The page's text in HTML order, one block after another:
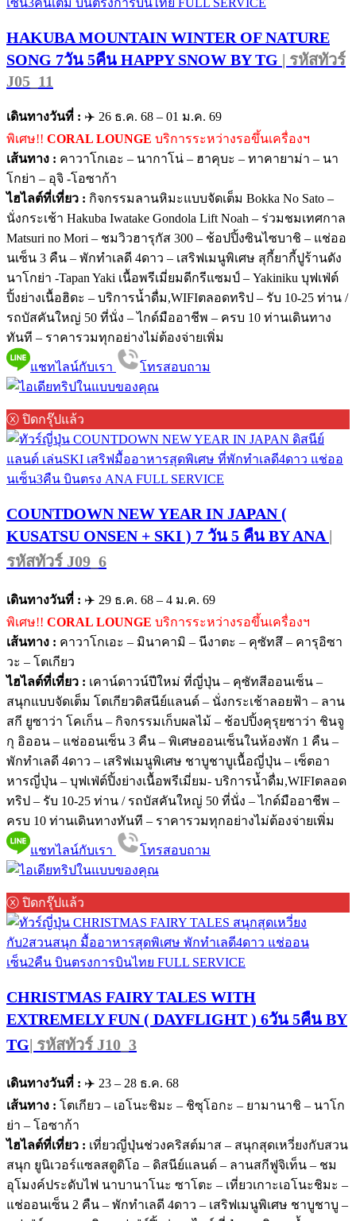
HAKUBA MOUNTAIN WINTER OF NATURE
SONG 7วัน 5คืน HAPPY SNOW BY TG | รหัสทัวร์
J05_11
เดินทางวันที่ : ✈️ 26 ธ.ค. 68 – 01 ม.ค. 69
พิเศษ!! CORAL LOUNGE บริการระหว่างรอขึ้นเครื่องฯ
เส้นทาง : คาวาโกเอะ – นากาโน่ – ฮาคุบะ – ทาคายาม่า – นา
โกย่า – อุจิ -โอซาก้า
ไฮไลต์ที่เที่ยว : กิจกรรมลานหิมะแบบจัดเต็ม Bokka No Sato –
นั่งกระเช้า Hakuba Iwatake Gondola Lift Noah – ร่วมชมเทศกาล
Matsuri no Mori – ชมวิวฮารุกัส 300 – ช้อปปิ้งซินไซบาชิ – แช่ออ
นเซ็น 3 คืน – พักทำเลดี 4ดาว – เสริฟเมนูพิเศษ สุกี้ยากี้ปูร้านดัง
นาโกย่า -Tapan Yaki เนื้อพรีเมี่ยมดีกรีแซมป์ – Yakiniku บุฟเฟ่ต์
ปิ้งย่างเนื้อฮิดะ – บริการน้ำดื่ม,WIFIตลอดทริป – รับ 10-25 ท่าน /
รถบัสคันใหญ่ 50 ที่นั่ง – ไกด์มืออาชีพ – ครบ 10 ท่านเดินทาง
ทันที – ราคารวมทุกอย่างไม่ต้องจ่ายเพิ่ม
แชทไลน์กับเรา โทรสอบถาม
ⓧ ปิดกรุ๊ปแล้ว
COUNTDOWN NEW YEAR IN JAPAN (
KUSATSU ONSEN + SKI ) 7 วัน 5 คืน BY ANA |
รหัสทัวร์ J09_6
เดินทางวันที่ : ✈️ 29 ธ.ค. 68 – 4 ม.ค. 69
พิเศษ!! CORAL LOUNGE บริการระหว่างรอขึ้นเครื่องฯ
เส้นทาง : คาวาโกเอะ – มินาคามิ – นีงาตะ – คุซัทสึ – คารุอิซา
วะ – โตเกียว
ไฮไลต์ที่เที่ยว : เคาน์ดาวน์ปีใหม่ ที่ญี่ปุ่น – คุซัทสีออนเซ็น –
สนุกแบบจัดเต็ม โตเกียวดิสนีย์แลนด์ – นั่งกระเช้าลอยฟ้า – ลาน
สกี ยูซาว่า โคเก็น – กิจกรรมเก็บผลไม้ – ช้อปปิ้งคุรุยซาว่า ชินจู
กุ อิออน – แช่ออนเซ็น 3 คืน – พิเศษออนเซ็นในห้องพัก 1 คืน –
พักทำเลดี 4ดาว – เสริฟเมนูพิเศษ ชาบูชาบูเนื้อญี่ปุ่น – เซ็ตอา
หารญี่ปุ่น – บุฟเฟ่ต์ปิ้งย่างเนื้อพรีเมี่ยม- บริการน้ำดื่ม,WIFIตลอด
ทริป – รับ 10-25 ท่าน / รถบัสคันใหญ่ 50 ที่นั่ง – ไกด์มืออาชีพ –
ครบ 10 ท่านเดินทางทันที – ราคารวมทุกอย่างไม่ต้องจ่ายเพิ่ม
แชทไลน์กับเรา โทรสอบถาม
ⓧ ปิดกรุ๊ปแล้ว
CHRISTMAS FAIRY TALES WITH
EXTREMELY FUN ( DAYFLIGHT ) 6วัน 5คืน BY
TG| รหัสทัวร์ J10_3
เดินทางวันที่ : ✈️ 23 – 28 ธ.ค. 68
เส้นทาง : โตเกียว – เอโนะชิมะ – ชิซุโอกะ – ยามานาชิ – นาโก
ย่า – โอซาก้า
ไฮไลต์ที่เที่ยว : เที่ยวญี่ปุ่นช่วงคริสต์มาส – สนุกสุดเหวี่ยงกับสวน
สนุก ยูนิเวอร์แซลสตูดิโอ – ดิสนีย์แลนด์ – ลานสกีฟูจิเท็น – ชม
อุโมงค์ประดับไฟ นาบานาโนะ ซาโตะ – เที่ยวเกาะเอโนะชิมะ –
แช่ออนเซ็น 2 คืน – พักทำเลดี 4ดาว – เสริฟเมนูพิเศษ ชาบูชาบู –